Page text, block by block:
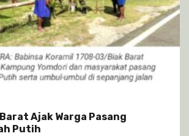
Ajak Warga Pasang
Putih